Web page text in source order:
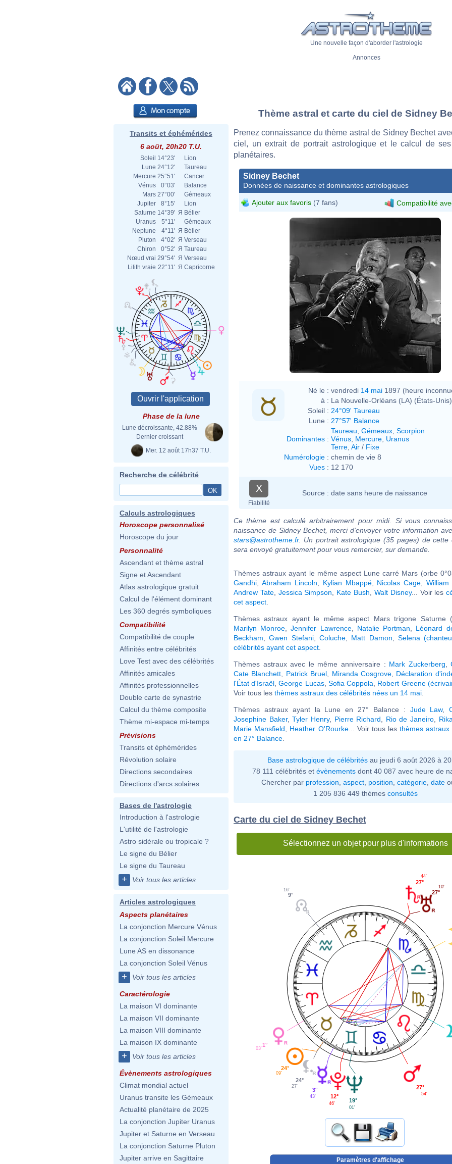
Une nouvelle façon d'aborder l'astrologie
Annonces
Transits et éphémérides
6 août, 20h20 T.U.
Soleil 14°23'
Lion
Lune 24°12'
Taureau
Mercure 25°51'
Cancer
Vénus
0°03'
Balance
Mars 27°00'
Gémeaux
Jupiter
8°15'
Lion
Saturne 14°39' Я Bélier
Uranus
5°11'
Gémeaux
Neptune
4°11' Я Bélier
Pluton
4°02' Я Verseau
Chiron
0°52' Я Taureau
Nœud vrai 29°54' Я Verseau
Lilith vraie 22°11' Я Capricorne
Phase de la lune
Lune décroissante, 42.88%
Dernier croissant
Mer. 12 août 17h37 T.U.
Recherche de célébrité
Calculs astrologiques
Horoscope personnalisé
Horoscope du jour
Personnalité
Ascendant et thème astral
Signe et Ascendant
Atlas astrologique gratuit
Calcul de l'élément dominant
Les 360 degrés symboliques
Compatibilité
Compatibilité de couple
Affinités entre célébrités
Love Test avec des célébrités
Affinités amicales
Affinités professionnelles
Double carte de synastrie
Calcul du thème composite
Thème mi-espace mi-temps
Prévisions
Transits et éphémérides
Révolution solaire
Directions secondaires
Directions d'arcs solaires
Bases de l'astrologie
Introduction à l'astrologie
L'utilité de l'astrologie
Astro sidérale ou tropicale ?
Le signe du Bélier
Le signe du Taureau
+ Voir tous les articles
Articles astrologiques
Aspects planétaires
La conjonction Mercure Vénus
La conjonction Soleil Mercure
Lune AS en dissonance
La conjonction Soleil Vénus
+ Voir tous les articles
Caractérologie
La maison VI dominante
La maison VII dominante
La maison VIII dominante
La maison IX dominante
+ Voir tous les articles
Évènements astrologiques
Climat mondial actuel
Uranus transite les Gémeaux
Actualité planétaire de 2025
La conjonction Jupiter Uranus
Jupiter et Saturne en Verseau
La conjonction Saturne Pluton
Jupiter arrive en Sagittaire
Thème astral et carte du ciel de Sidney
Prenez connaissance du thème astral de Sidney Bechet
ciel, un extrait de portrait astrologique et le calcul de
planétaires.
Sidney Bechet
Données de naissance et dominantes astrologiques
Ajouter aux favoris (7 fans) Compatibilité
William P. Gottlieb
Né le : vendredi 14 mai 1897 (heure
à : La Nouvelle-Orléans (LA) (États-Unis)
Soleil : 24°09' Taureau
Lune : 27°57' Balance
Dominantes :
Taureau Gémeaux Scorpion
Vénus Mercure Uranus
Terre Air / Fixe
Numérologie : chemin de vie 8
Vues : 12 170
X
Fiabilité
Source : date sans heure de naissance
Ce thème est calculé arbitrairement pour midi. Si vous
naissance de Sidney Bechet, merci d'envoyer votre information
stars@astrotheme.fr. Un portrait astrologique (35 pages) de cette
sera envoyé gratuitement pour vous remercier, sur demande.
Thèmes astraux ayant le même aspect Lune carré Mars (orbe
Gandhi
Abraham Lincoln Kylian Mbappé, Nicolas Cage ,William
Andrew Tate, Jessica Simpson Kate Bush Walt Disney... Voir les
cet aspect
Thèmes astraux ayant le même aspect Mars trigone Saturne
Marilyn Monroe ,Jennifer Lawrence, Natalie Portman Léonard
Beckham ,Gwen Stefani,Coluche Matt Damon ,Selena
célébrités ayant cet aspect
Thèmes astraux avec le même anniversaire : Mark Zuckerberg ,
Cate Blanchett
Patrick Bruel Miranda Cosgrove, Déclaration
l'État d'Israël ,George Lucas, Sofia Coppola Robert Greene
Voir tous les thèmes astraux des célébrités nées un 14 mai
Thèmes astraux ayant la Lune en 27° Balance : Jude Law,
Josephine Baker,Tyler Henry, Pierre Richard Rio de Janeiro
Marie Mansfield
Heather O'Rourke... Voir tous lesthèmes
en 27° Balance
Base astrologique de célébritésau jeudi 6 août 2026 à
78 111 célébrités et évènements dont 40 087 avec heure de
Chercher par profession aspect position catégorie date
1 205 836 449 thèmes consultés
Carte du ciel de Sidney Bechet
Sélectionnez un objet pour plus d'informations
27°
10'
27°
44'
9°
16'
1°
03'
24°
09'
24°
27'
3°
43' 12°
46'
19°
01'
27°
54'
Paramètres d'affichage